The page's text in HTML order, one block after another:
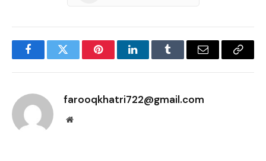
FacebookTwitter PinterestLinkedInTumblr Email
Copy
farooqkhatri722@gmail.com
Website